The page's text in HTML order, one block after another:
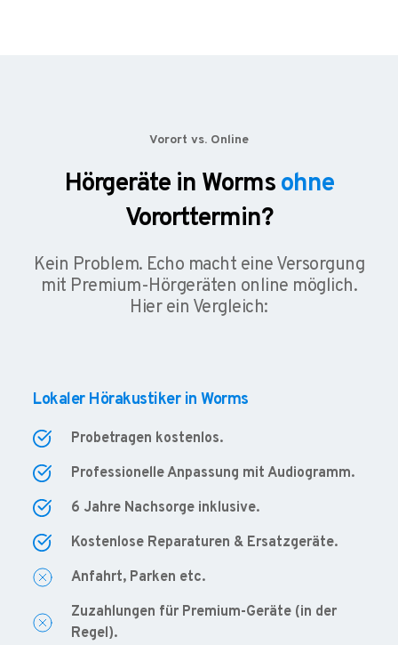
Vorort vs. Online
Hörgeräte in Wormsohne
Vororttermin?
Kein Problem. Echo macht eine Versorgung
mit Premium-Hörgeräten online möglich.
Hier ein Vergleich:
Lokaler Hörakustiker in Worms
Probetragen kostenlos.
Professionelle Anpassung mit Audiogramm.
6 Jahre Nachsorge inklusive.
Kostenlose Reparaturen & Ersatzgeräte.
Anfahrt, Parken etc.
Zuzahlungen für Premium-Geräte (in der
Regel).